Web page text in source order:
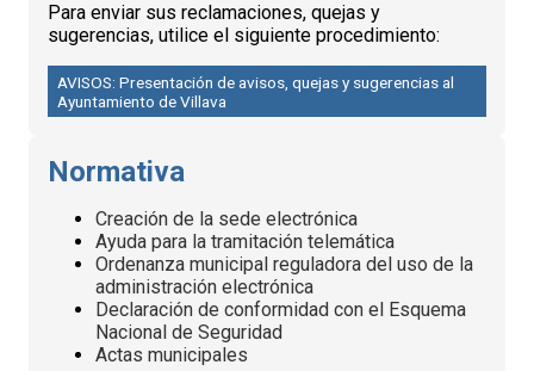
Para enviar sus reclamaciones, quejas y
sugerencias, utilice el siguiente procedimiento:
AVISOS: Presentación de avisos, quejas y sugerencias al
Ayuntamiento de Villava
Normativa
Creación de la sede electrónica
Ayuda para la tramitación telemática
Ordenanza municipal reguladora del uso de la
administración electrónica
Declaración de conformidad con el Esquema
Nacional de Seguridad
Actas municipales